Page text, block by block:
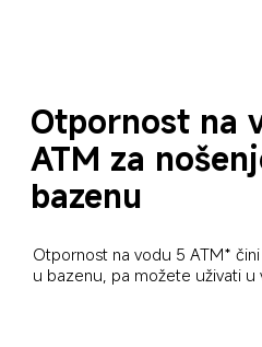
Otpornost na
ATM za
bazenu
Otpornost na vodu 5 ATM*
u bazenu, pa možete uživati u